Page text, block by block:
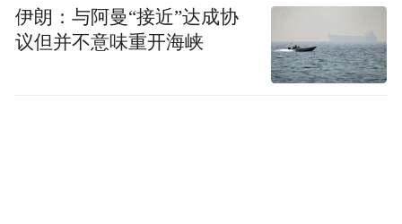
伊朗：与阿曼“接近”达成协
议但并不意味重开海峡